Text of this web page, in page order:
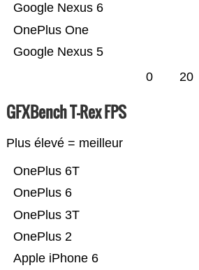
Google Nexus 5
OnePlus One
Google Nexus 6
0 20
GFXBench T-Rex FPS
Plus élevé = meilleur
Apple iPhone 6
OnePlus 2
OnePlus 3T
OnePlus 6
OnePlus 6T